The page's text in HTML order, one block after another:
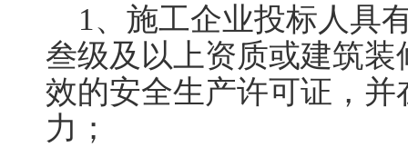
1 、施工企业投标人具
叁级及以上资质或建筑
效的安全生产许可证，
力；